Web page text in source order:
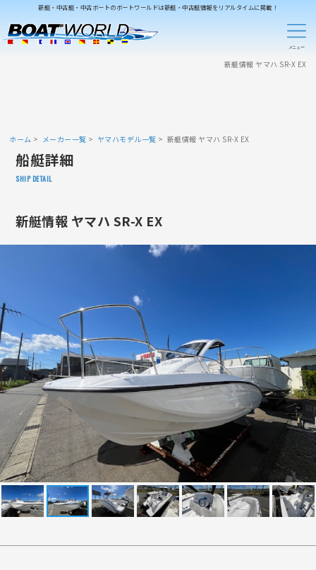
新艇・中古艇・中古ボートのボートワールドは新艇・中古艇情報をリアルタイムに掲載！
新艇情報 ヤマハ SR-X EX
ホーム メーカー一覧 ヤマハモデル一覧 新艇情報 ヤマハ SR-X EX
船艇詳細
SHIP DETAIL
新艇情報 ヤマハ SR-X EX